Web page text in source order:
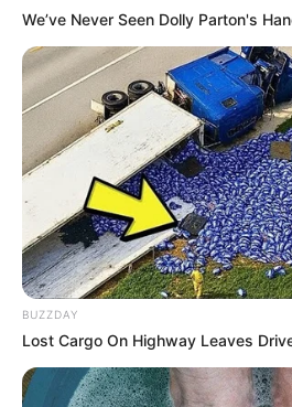
We’ve Never Seen Dolly Parton's
BUZZDAY
Lost Cargo On Highway Leaves